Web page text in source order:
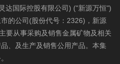
达国际控股有限公司) ("新源万恒")
的公司(股份代号：2326)，新源
要从事采购及销售金属矿物及相关
、及生产及销售公用产品。本集